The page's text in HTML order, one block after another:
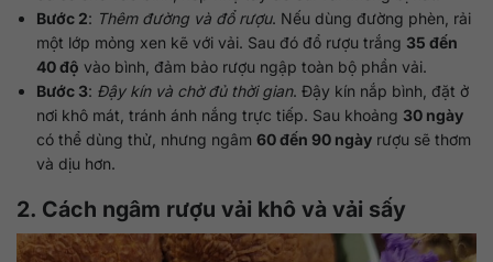
Bước 2: Thêm đường và đổ rượu. Nếu dùng đường phèn, rải
một lớp mỏng xen kẽ với vải. Sau đó đổ rượu trắng 35 đến
40 độ vào bình, đảm bảo rượu ngập toàn bộ phần vải.
Bước 3: Đậy kín và chờ đủ thời gian. Đậy kín nắp bình, đặt ở
nơi khô mát, tránh ánh nắng trực tiếp. Sau khoảng 30 ngày
có thể dùng thử, nhưng ngâm60 đến 90 ngày rượu sẽ thơm
và dịu hơn.
2. Cách ngâm rượu vải khô và vải sấy